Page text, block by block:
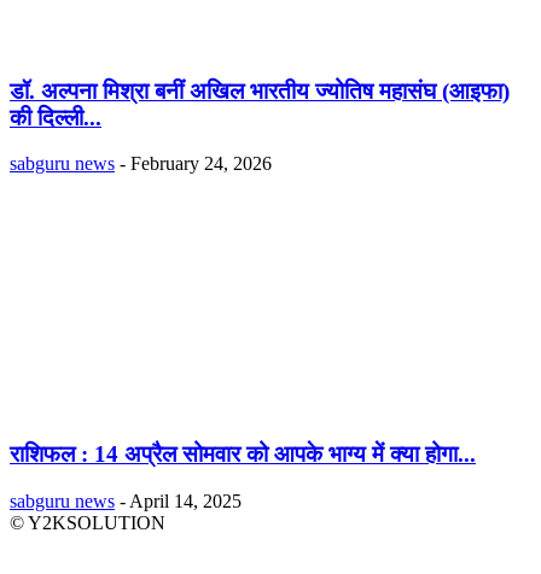
डॉ. अल्पना मिश्रा बनीं अखिल भारतीय ज्योतिष महासंघ (आइफा)
की दिल्ली...
sabguru news - February 24, 2026
राशिफल : 14 अप्रैल सोमवार को आपके भाग्य में क्या होगा...
sabguru news - April 14, 2025
© Y2KSOLUTION